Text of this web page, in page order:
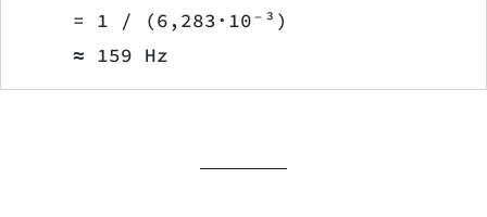
    = 1 / (6,283·10⁻³)
    ≈ 159 Hz